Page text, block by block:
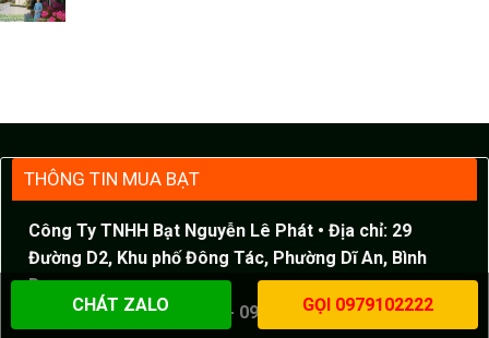
THÔNG TIN MUA BẠT
Công Ty TNHH Bạt Nguyễn Lê Phát • Địa chỉ: 29
Đường D2, Khu phố Đông Tác, Phường Dĩ An, Bình
Dương
Điện thoại : 0979 10 2222 - 0917 378 979
CHÁT ZALO GỌI 0979102222